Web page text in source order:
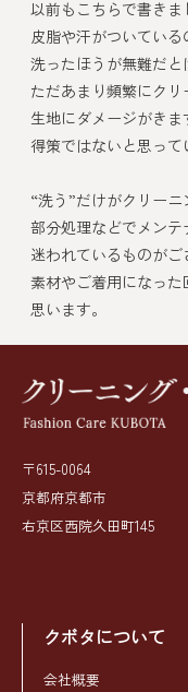
以前もこちらで書き
皮脂や汗がついている
洗ったほうが無難だと
ただあまり頻繁にク
生地にダメージがきま
得策ではないと思って
“洗う”だけがクリー
部分処理などでメンテ
迷われているものがご
素材やご着用になっ
思います。
〒615-0064
京都府京都市
右京区西院久田町145
クボタについて
会社概要